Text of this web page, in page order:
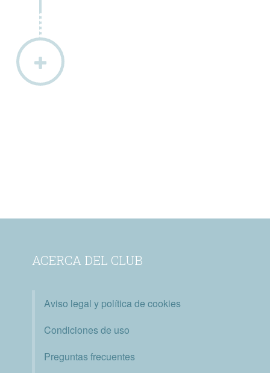
ACERCA DEL CLUB
Aviso legal y política de cookies
Condiciones de uso
Preguntas frecuentes